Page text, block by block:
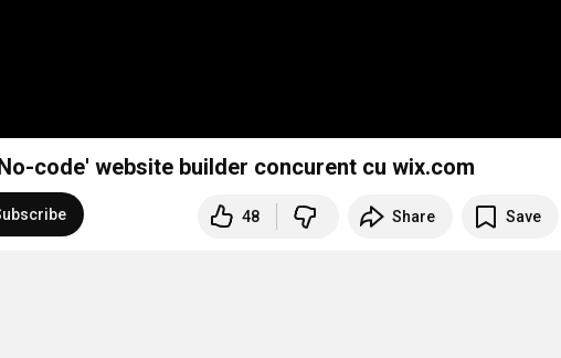
code' website builder concurent cu wix.com
48 Share Save